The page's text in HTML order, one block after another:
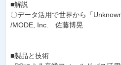
■解説
〇データ活用で世界から「
/MODE, Inc. 佐藤博晃
■製品と技術